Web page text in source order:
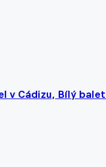
v Cádizu, Bílý